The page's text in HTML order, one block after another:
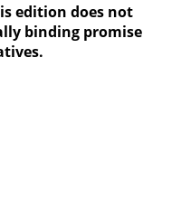
edition does not
binding promise